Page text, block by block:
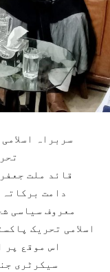
سربراہ
قائد ملت
دامت
معروف سیاسی
اسلامی تحریک
اس موقع پر
سیکرٹری